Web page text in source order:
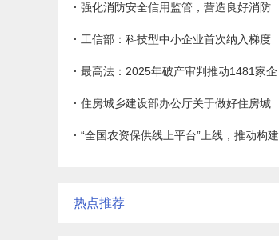
急装备产业创新发展需要的标准体系
· 强化消防安全信用监管，营造良好消防
安全环境
· 工信部：科技型中小企业首次纳入梯度
培育范围
· 最高法：2025年破产审判推动1481家企
业脱困重生
· 住房城乡建设部办公厅关于做好住房城
乡建设领域信用信息归集工作的通知
· “全国农资保供线上平台”上线，推动构建
热点推荐